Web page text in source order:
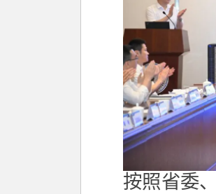
按照省委